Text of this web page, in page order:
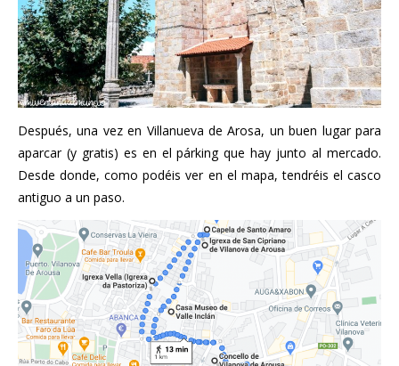
Después, una vez en Villanueva de Arosa, un buen lugar para
aparcar (y gratis) es en el párking que hay junto al mercado.
Desde donde, como podéis ver en el mapa, tendréis el casco
antiguo a un paso.